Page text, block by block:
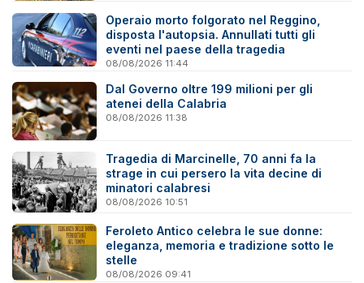
Operaio morto folgorato nel Reggino,
disposta l'autopsia. Annullati tutti gli
eventi nel paese della tragedia
08/08/2026 11:44
Dal Governo oltre 199 milioni per gli
atenei della Calabria
08/08/2026 11:38
Tragedia di Marcinelle, 70 anni fa la
strage in cui persero la vita decine di
minatori calabresi
08/08/2026 10:51
Feroleto Antico celebra le sue donne:
eleganza, memoria e tradizione sotto le
stelle
08/08/2026 09:41